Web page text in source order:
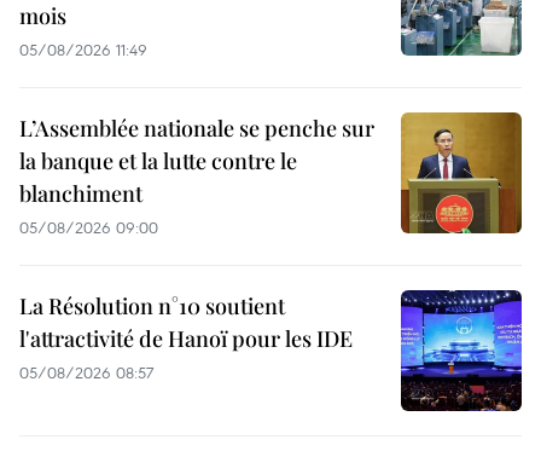
mois
05/08/2026 11:49
L’Assemblée nationale se penche sur
la banque et la lutte contre le
blanchiment
05/08/2026 09:00
La Résolution n°10 soutient
l'attractivité de Hanoï pour les IDE
05/08/2026 08:57